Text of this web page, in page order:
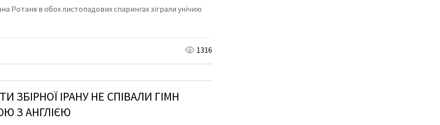
Ротаня в обох листопадових спарингах зіграли унічию
1316
ЗБІРНОЇ ІРАНУ НЕ СПІВАЛИ ГІМН
З АНГЛІЄЮ